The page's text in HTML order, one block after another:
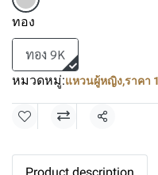
ทอง
ทอง 9K
หมวดหมู่:แหวนผู้หญิง,ราคา
แชร์